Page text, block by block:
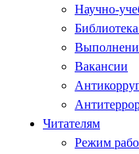
Научно-
Вакансии
Читателям
Режим